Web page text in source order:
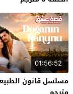
01:56:52